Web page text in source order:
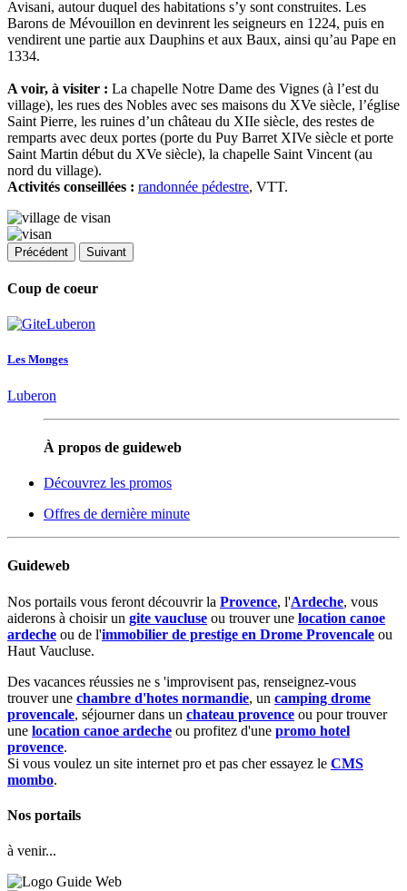
Avisani, autour duquel des habitations s’y sont construites. Les
Barons de Mévouillon en devinrent les seigneurs en 1224, puis en
vendirent une partie aux Dauphins et aux Baux, ainsi qu’au Pape en
1334.
A voir, à visiter : La chapelle Notre Dame des Vignes (à l’est du
village), les rues des Nobles avec ses maisons du XVe siècle, l’église
Saint Pierre, les ruines d’un château du XIIe siècle, des restes de
remparts avec deux portes (porte du Puy Barret XIVe siècle et porte
Saint Martin début du XVe siècle), la chapelle Saint Vincent (au
nord du village).
Activités conseillées : randonnée pédestre, VTT.
Précédent Suivant
Coup de coeur
Les Monges
Luberon
À propos de guideweb
Découvrez les promos
Offres de dernière minute
Guideweb
Nos portails vous feront découvrir la Provence, l'Ardeche, vous
aiderons à choisir un gite vaucluse ou trouver une location canoe
ardeche ou de l'immobilier de prestige en Drome Provencale ou
Haut Vaucluse.
Des vacances réussies ne s 'improvisent pas, renseignez-vous
trouver une chambre d'hotes normandie, un camping drome
provencale, séjourner dans un chateau provence ou pour trouver
une location canoe ardeche ou profitez d'une promo hotel
provence.
Si vous voulez un site internet pro et pas cher essayez le CMS
mombo.
Nos portails
à venir...